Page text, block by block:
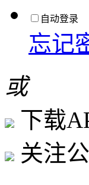
自动登录
忘记
或
下载
关注